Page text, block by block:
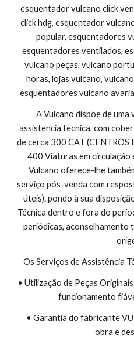
esquentador vulcano click
click hdg, esquentador
popular, esquentadores
esquentadores ventilados,
vulcano peças, vulcano
horas, lojas vulcano,
esquentadores vulcano
A Vulcano dispõe de
assistencia técnica, com
de cerca 300 CAT (CENTROS
400 Viaturas em circulação
Vulcano oferece-lhe
serviço pós-venda com
úteis). pondo à sua
Técnica dentro e fora do
periódicas, aconselhamento
Os Serviços de Assistência
• Utilização de Peças
funcionamento
• Garantia do fabricante
obra e